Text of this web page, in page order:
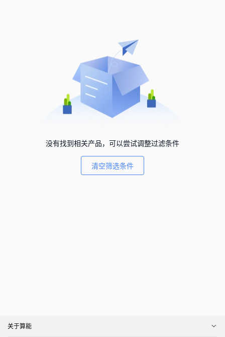
没有找到相关产品，可以尝试调整过滤条件
清空筛选条件
关于算能